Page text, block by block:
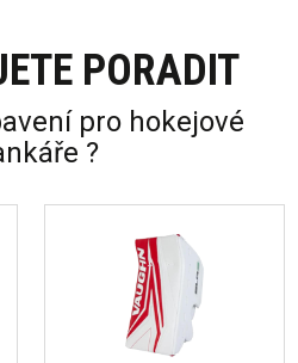
PORADIT
pro hokejové
?